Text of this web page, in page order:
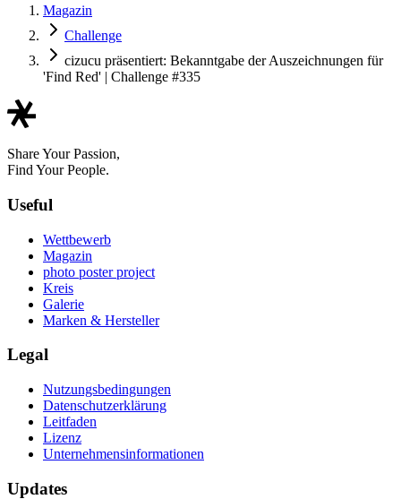
Magazin
Challenge
cizucu präsentiert: Bekanntgabe der Auszeichnungen für
'Find Red' | Challenge #335
Share Your Passion,
Find Your People.
Useful
Wettbewerb
Magazin
photo poster project
Kreis
Galerie
Marken & Hersteller
Legal
Nutzungsbedingungen
Datenschutzerklärung
Leitfaden
Lizenz
Unternehmensinformationen
Updates